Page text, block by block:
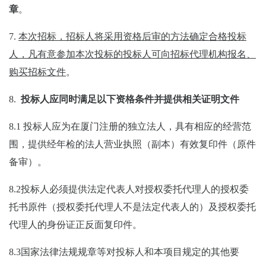
章。
7. 本次招标，招标人将采用资格后审的方法确定合格投标
人，凡有意参加本次投标的投标人可向招标代理机构报名、
购买招标文件。
8. 投标人应同时满足以下资格条件并提供相关证明文件
8.1 投标人应为在厦门注册的独立法人，具有相应的经营范
围，提供经年检的法人营业执照（副本）有效复印件（原件
备审）。
8.2投标人必须提供法定代表人对授权委托代理人的授权委
托书原件（授权委托代理人不是法定代表人的）及授权委托
代理人的身份证正反面复印件。
8.3国家法律法规规章等对投标人和本项目规定的其他要